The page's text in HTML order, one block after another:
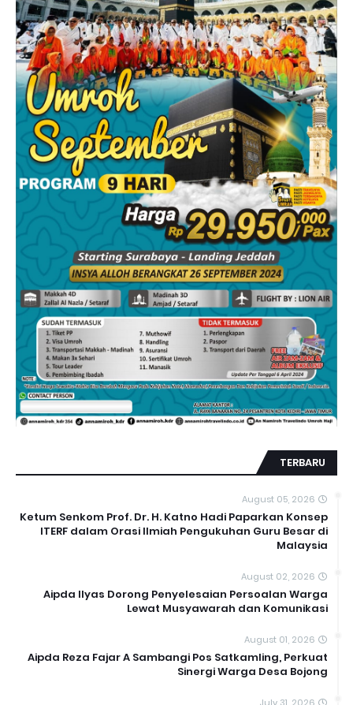
TERBARU
August 05, 2026
Ketum Senkom Prof. Dr. H. Katno Hadi Paparkan Konsep
ITERF dalam Orasi Ilmiah Pengukuhan Guru Besar di
Malaysia
August 02, 2026
Aipda Ilyas Dorong Penyelesaian Persoalan Warga
Lewat Musyawarah dan Komunikasi
August 01, 2026
Aipda Reza Fajar A Sambangi Pos Satkamling, Perkuat
Sinergi Warga Desa Bojong